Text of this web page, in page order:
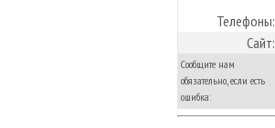
Телефоны:
Сайт:
Сообщите нам
обязательно, если есть
ошибка: